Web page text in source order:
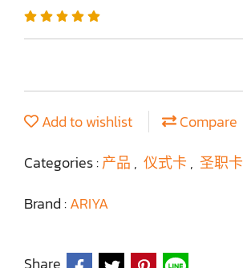
Add to wishlist
Compare
Categories :产品 , 仪式卡 , 圣职卡
Brand :ARIYA
Share